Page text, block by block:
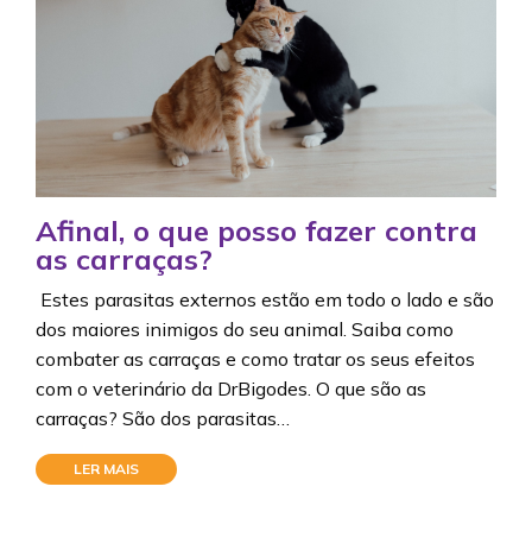
Afinal, o que posso fazer contra
as carraças?
Estes parasitas externos estão em todo o lado e são
dos maiores inimigos do seu animal. Saiba como
combater as carraças e como tratar os seus efeitos
com o veterinário da DrBigodes. O que são as
carraças? São dos parasitas…
LER MAIS